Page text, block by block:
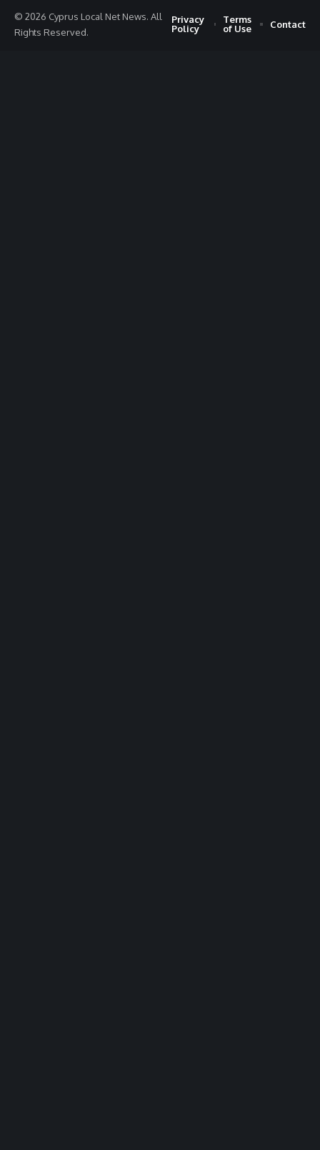
© 2026 Cyprus Local Net News. All
Rights Reserved.
Privacy
Policy
Terms
of Use
Contact